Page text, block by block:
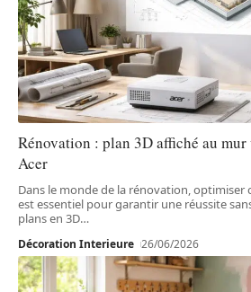
Rénovation : plan 3D affiché au
Acer
Dans le monde de la rénovation, optimiser
est essentiel pour garantir une réussite
plans en 3D…
Décoration Interieure 26/06/2026